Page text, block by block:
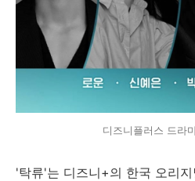
디즈니플러스 드라
'탁류'는 디즈니+의 한국 오리